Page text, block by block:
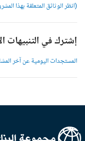
(انظر الوثائق المتعلقة بهذا
إشترك في التنبيهات
المستجدات اليومية عن آخر